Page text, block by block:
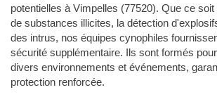
potentielles à Vimpelles (77520). Que ce
de substances illicites, la détection
des intrus, nos équipes cynophiles
sécurité supplémentaire. Ils sont formés
divers environnements et événements,
protection renforcée.